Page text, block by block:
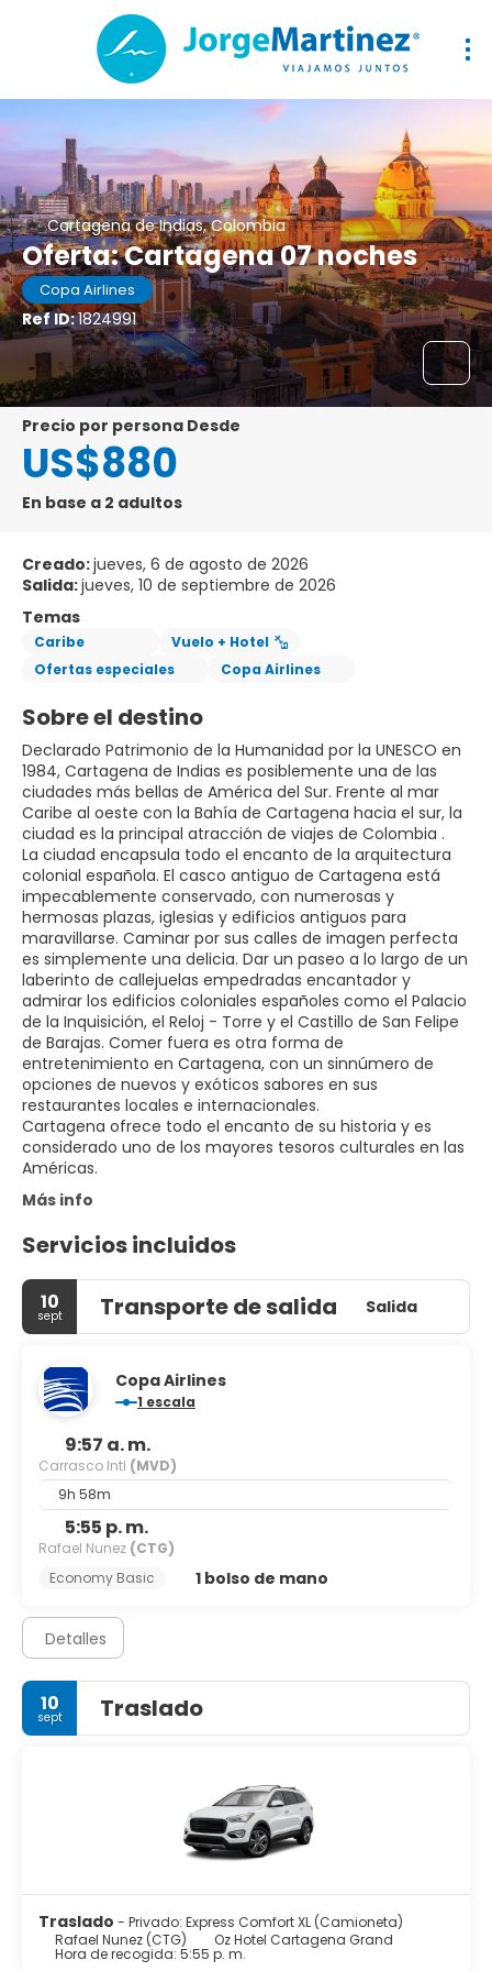
Cartagena de Indias, Colombia
Oferta: Cartagena 07 noches
Copa Airlines
Ref ID:1824991
precio por persona Desde
US$880
En base a 2 adultos
Creado:jueves, 6 de agosto de 2026
Salida:jueves, 10 de septiembre de 2026
Temas
Caribe
Vuelo + Hotel
Ofertas especiales
Copa Airlines
Sobre el destino
Declarado Patrimonio de la Humanidad por la UNESCO en
1984, Cartagena de Indias es posiblemente una de las
ciudades más bellas de América del Sur. Frente al mar
Caribe al oeste con la Bahía de Cartagena hacia el sur, la
ciudad es la principal atracción de viajes de Colombia .
La ciudad encapsula todo el encanto de la arquitectura
colonial española. El casco antiguo de Cartagena está
impecablemente conservado, con numerosas y
hermosas plazas, iglesias y edificios antiguos para
maravillarse. Caminar por sus calles de imagen perfecta
es simplemente una delicia. Dar un paseo a lo largo de un
laberinto de callejuelas empedradas encantador y
admirar los edificios coloniales españoles como el Palacio
de la Inquisición, el Reloj - Torre y el Castillo de San Felipe
de Barajas. Comer fuera es otra forma de
entretenimiento en Cartagena, con un sinnúmero de
opciones de nuevos y exóticos sabores en sus
restaurantes locales e internacionales.
Cartagena ofrece todo el encanto de su historia y es
considerado uno de los mayores tesoros culturales en las
Américas.
Más info
Servicios incluidos
10
sept Transporte de salida Salida
Copa Airlines
1 escala
9:57 a. m.
Carrasco Intl (MVD)
9h 58m
5:55 p. m.
Rafael Nunez (CTG)
Economy Basic
1 bolso de mano
Detalles
10
sept Traslado
Traslado - Privado: Express Comfort XL (Camioneta)
Rafael Nunez (CTG)
Oz Hotel Cartagena Grand
Hora de recogida: 5:55 p. m.